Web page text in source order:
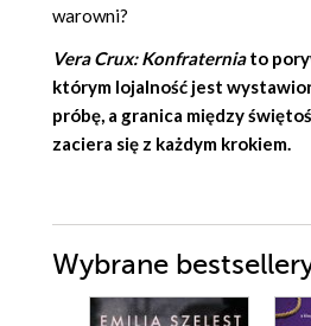
warowni?
Vera Crux: Konfraterniato
którym lojalność jest
próbę, a granica między
zaciera się z każdym krokiem.
Wybrane